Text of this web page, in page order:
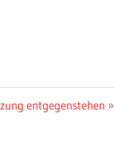
entgegenstehen